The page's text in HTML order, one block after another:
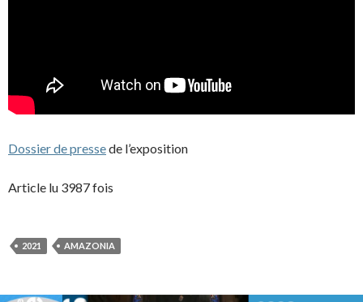
Dossier de pressede l’exposition
Article lu 3987 fois
2021 AMAZONIA